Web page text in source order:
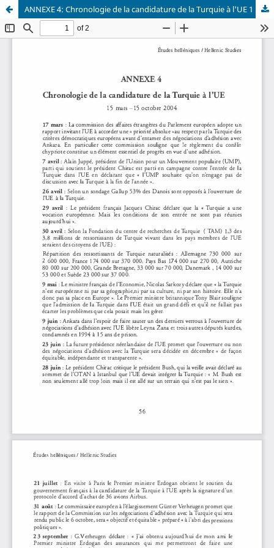
ANNEXE 4: Chronologie de la candidature de la Turquie à l'UE 1 5 mars - 1 5 octobre 2004